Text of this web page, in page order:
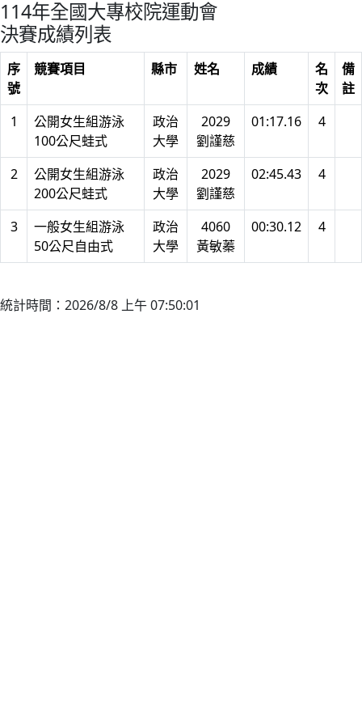
114年全國大專校院運動會
決賽成績列表
序
號
競賽項目 縣市 姓名 成績
名
次
備
註
1
公開女生組游泳
100公尺蛙式
政治
大學
2029
劉謹慈
01:17.16 4
2
公開女生組游泳
200公尺蛙式
政治
大學
2029
劉謹慈
02:45.43 4
3
一般女生組游泳
50公尺自由式
政治
大學
4060
黃敏蓁
00:30.12 4
統計時間：2026/8/8 上午 07:50:01